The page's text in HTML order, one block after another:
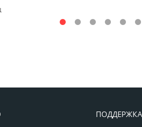
ПОДДЕРЖКА